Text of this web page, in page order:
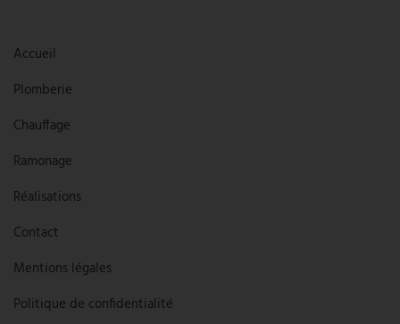
Accueil
Plomberie
Chauffage
Ramonage
Réalisations
Contact
Mentions légales
Politique de confidentialité